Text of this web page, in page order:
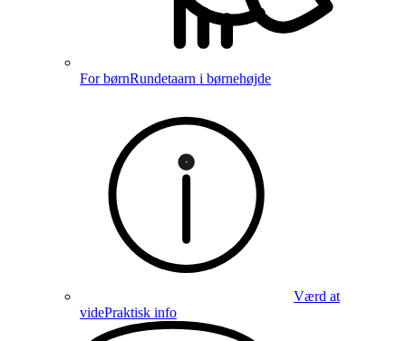
For børnRundetaarn i børnehøjde
Værd at
videPraktisk info